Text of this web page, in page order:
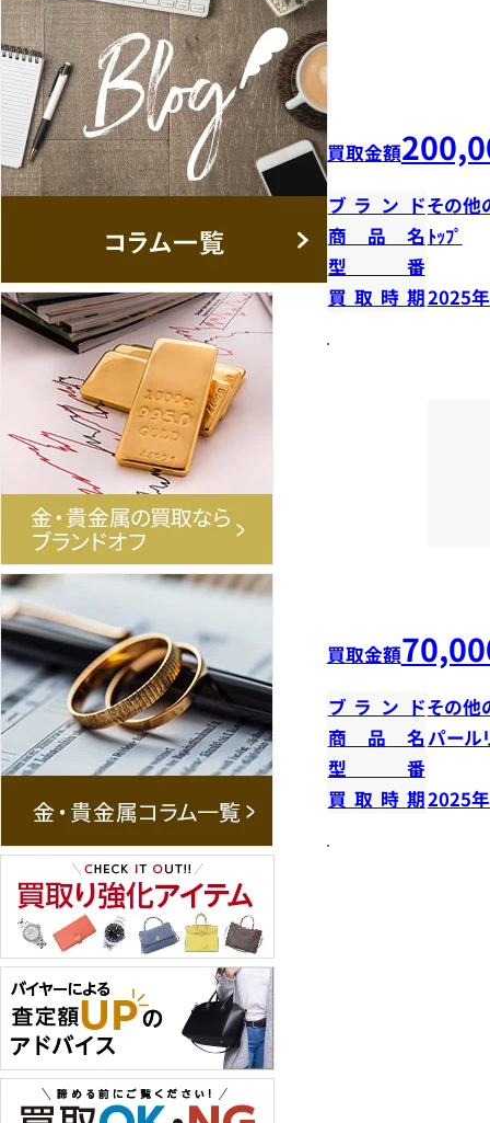
買取金額
ブランドその他
商品名 ﾄｯﾌﾟ
型番
買取時期2025
買取金額
ブランドその他
商品名 パール
型番
買取時期2025